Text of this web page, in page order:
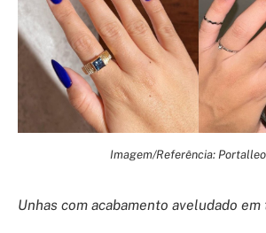
Imagem/Referência:
Unhas com acabamento aveludado